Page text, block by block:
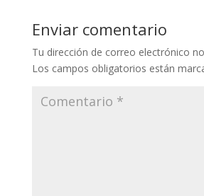
Enviar comentario
Tu dirección de correo electrónico
Los campos obligatorios están